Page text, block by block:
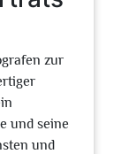
zur
und seine
und